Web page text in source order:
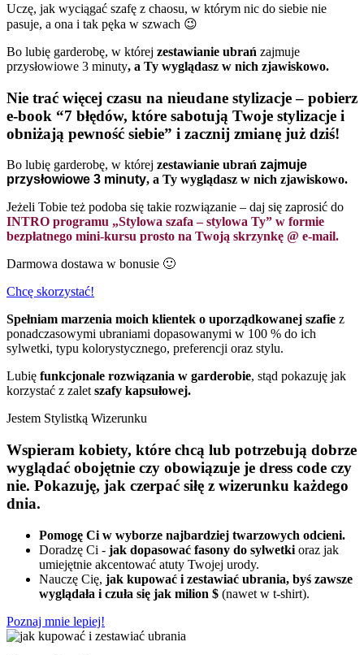
Uczę, jak wyciągać szafę z chaosu, w którym nic do siebie nie
pasuje, a ona i tak pęka w szwach 😉
Bo lubię garderobę, w której zestawianie ubrań zajmuje
przysłowiowe 3 minuty, a Ty wyglądasz w nich zjawiskowo.
Nie trać więcej czasu na nieudane stylizacje – pobierz
e-book “7 błędów, które sabotują Twoje stylizacje i
obniżają pewność siebie” i zacznij zmianę już dziś!
Bo lubię garderobę, w której zestawianie ubrań zajmuje
przysłowiowe 3 minuty, a Ty wyglądasz w nich zjawiskowo.
Jeżeli Tobie też podoba się takie rozwiązanie – daj się zaprosić do
INTRO programu „Stylowa szafa – stylowa Ty” w formie
bezpłatnego mini-kursu prosto na Twoją skrzynkę @ e-mail.
Darmowa dostawa w bonusie 🙂
Chcę skorzystać!
Spełniam marzenia moich klientek o uporządkowanej szafie z
ponadczasowymi ubraniami dopasowanymi w 100 % do ich
sylwetki, typu kolorystycznego, preferencji oraz stylu.
Lubię funkcjonale rozwiązania w garderobie, stąd pokazuję jak
korzystać z zaletszafy kapsułowej.
Jestem Stylistką Wizerunku
Wspieram kobiety, które chcą lub potrzebują dobrze
wyglądać obojętnie czy obowiązuje je dress code czy
nie. Pokazuję, jak czerpać siłę z wizerunku każdego
dnia.
Pomogę Ci w wyborze najbardziej twarzowych odcieni.
Doradzę Ci - jak dopasować fasony do sylwetki oraz jak
umiejętnie akcentować atuty Twojej urody.
Nauczę Cię, jak kupować i zestawiać ubrania, byś zawsze
wyglądała i czuła się jak milion $ (nawet w t-shirt).
Poznaj mnie lepiej!